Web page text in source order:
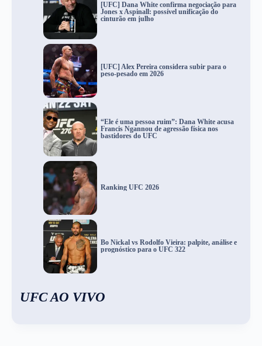
[UFC] Dana White confirma negociação para
Jones x Aspinall: possível unificação do
cinturão em julho
[UFC] Alex Pereira considera subir para o
peso-pesado em 2026
“Ele é uma pessoa ruim”: Dana White acusa
Francis Ngannou de agressão física nos
bastidores do UFC
Ranking UFC 2026
Bo Nickal vs Rodolfo Vieira: palpite, análise e
prognóstico para o UFC 322
UFC AO VIVO